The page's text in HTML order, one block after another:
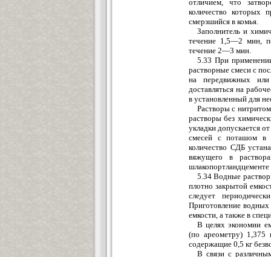
отличием, что
количество которых
смерзшийся в комья.
Заполнитель и
течение 1,5—2 мин,
течение 2—3 мин.
5.33 При
растворные смеси с
на передвижных или
доставляться на
в установленный для
Растворы с
растворы без
укладки допускается
смесей с поташом в
количество СДБ
вяжущего в
шлакопортландцементе
5.34 Водные
плотно закрытой
следует
Приготовление водных
емкости, а также в
В целях экономии
(по ареометру) 1,375
содержащие 0,5 кг
В связи с